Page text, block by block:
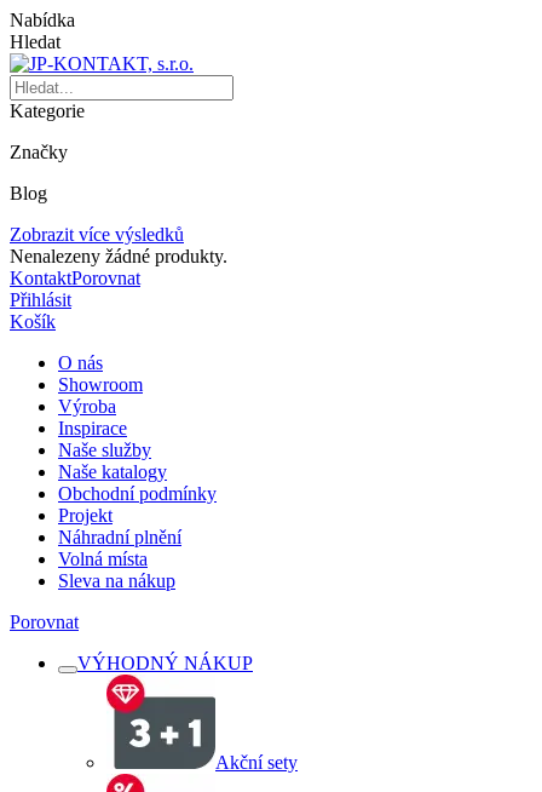
Nabídka
Hledat
Kategorie
Značky
Blog
Zobrazit více výsledků
Nenalezeny žádné produkty.
KontaktPorovnat
Přihlásit
Košík
O nás
Showroom
Výroba
Inspirace
Naše služby
Naše katalogy
Obchodní podmínky
Projekt
Náhradní plnění
Volná místa
Sleva na nákup
Porovnat
VÝHODNÝ NÁKUP
Akční sety